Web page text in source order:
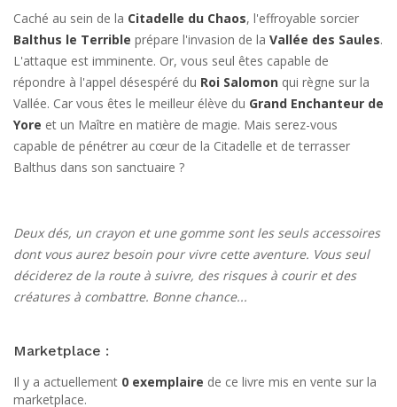
Caché au sein de la Citadelle du Chaos, l'effroyable sorcier
Balthus le Terrible prépare l'invasion de la Vallée des Saules.
L'attaque est imminente. Or, vous seul êtes capable de
répondre à l'appel désespéré du Roi Salomon qui règne sur la
Vallée. Car vous êtes le meilleur élève du Grand Enchanteur de
Yore et un Maître en matière de magie. Mais serez-vous
capable de pénétrer au cœur de la Citadelle et de terrasser
Balthus dans son sanctuaire ?
Deux dés, un crayon et une gomme sont les seuls accessoires
dont vous aurez besoin pour vivre cette aventure. Vous seul
déciderez de la route à suivre, des risques à courir et des
créatures à combattre. Bonne chance...
Marketplace :
Il y a actuellement 0 exemplaire de ce livre mis en vente sur la
marketplace.